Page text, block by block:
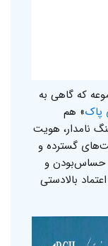
که گاهی به
پاک» هم
نامدار، هویت
گسترده و
حساس‌بودن و
بالادستی